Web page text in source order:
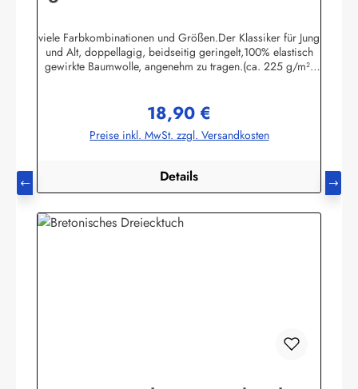
viele Farbkombinationen und Größen.Der Klassiker für Jung
und Alt, doppellagig, beidseitig geringelt,100% elastisch
gewirkte Baumwolle, angenehm zu tragen.(ca. 225 g/m²)
GmbHHeglitzer Str. 1226409 Wittmundinfo@modas-
bekleidung.de
Regulärer Preis:
18,90 €
Preise inkl. MwSt. zzgl. Versandkosten
Details